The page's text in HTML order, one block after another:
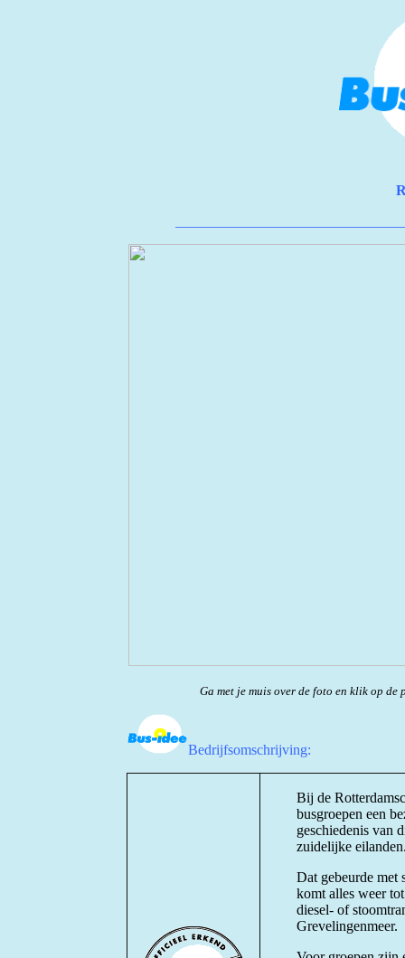
Ga met je muis over de foto en klik op
Bedrijfsomschrijving:
Bij de
busgroepen een
geschiedenis van
zuidelijke
Dat gebeurde met
komt alles weer
diesel- of
Grevelingenmeer.